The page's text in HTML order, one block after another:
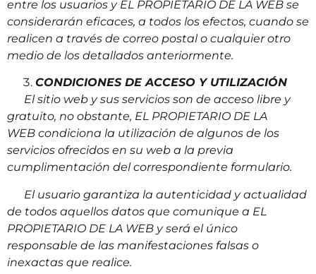
entre los usuarios y EL PROPIETARIO DE LA WEB se
considerarán eficaces, a todos los efectos, cuando se
realicen a través de correo postal o cualquier otro
medio de los detallados anteriormente.
CONDICIONES DE ACCESO Y UTILIZACIÓN
El sitio web y sus servicios son de acceso libre y
gratuito, no obstante, EL PROPIETARIO DE LA
WEB condiciona la utilización de algunos de los
servicios ofrecidos en su web a la previa
cumplimentación del correspondiente formulario.
El usuario garantiza la autenticidad y actualidad
de todos aquellos datos que comunique a EL
PROPIETARIO DE LA WEB y será el único
responsable de las manifestaciones falsas o
inexactas que realice.